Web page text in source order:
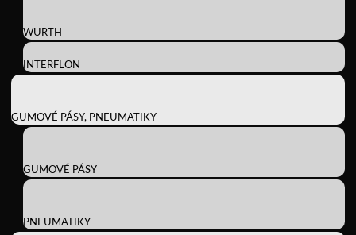
WURTH
INTERFLON
GUMOVÉ PÁSY, PNEUMATIKY
GUMOVÉ PÁSY
PNEUMATIKY